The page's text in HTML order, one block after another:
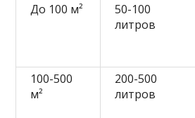
До 100 м²
50-100
литров
100-500
м²
200-500
литров